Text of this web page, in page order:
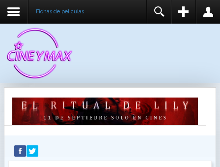
Fichas de peliculas
RECUÉRDEME
IDENTIFICARSE
REGISTER